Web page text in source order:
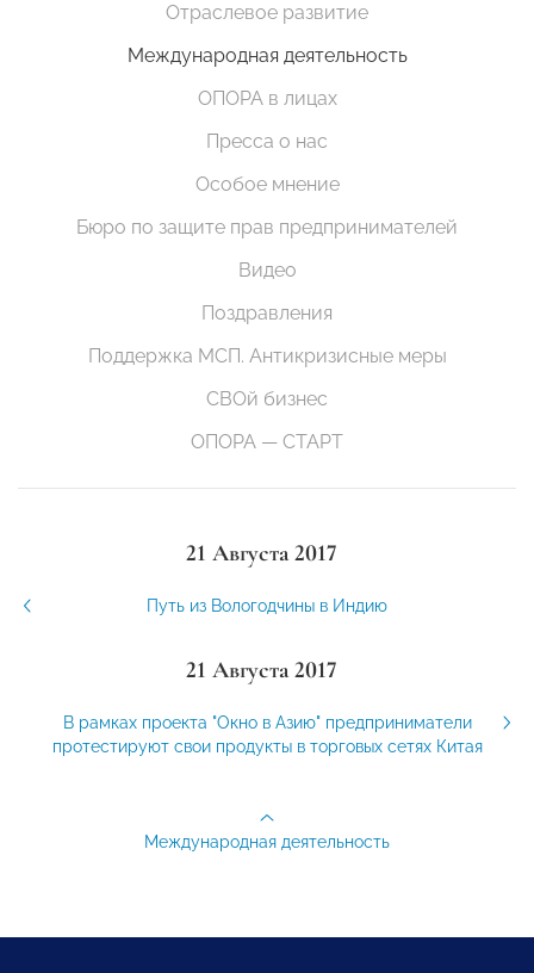
Отраслевое развитие
Международная деятельность
ОПОРА в лицах
Пресса о нас
Особое мнение
Бюро по защите прав предпринимателей
Видео
Поздравления
Поддержка МСП. Антикризисные меры
СВОй бизнес
ОПОРА — СТАРТ
21 Августа 2017
Путь из Вологодчины в Индию
21 Августа 2017
В рамках проекта "Окно в Азию" предприниматели
протестируют свои продукты в торговых сетях Китая
Международная деятельность